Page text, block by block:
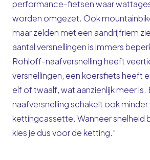
performance-fietsen waar
worden omgezet. Ook
maar zelden met een aandrijfriem
aantal versnellingen is immers
Rohloff-naafversnelling heeft
versnellingen, een koersfiets heeft
elf of twaalf, wat aanzienlijk meer is.
naafversnelling schakelt ook minder
kettingcassette. Wanneer snelheid
kies je dus voor de ketting.”